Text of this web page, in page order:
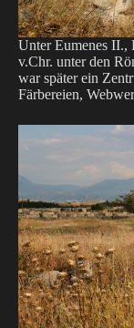
Unter Eumenes II.,
v.Chr. unter den
war später ein
Färbereien,